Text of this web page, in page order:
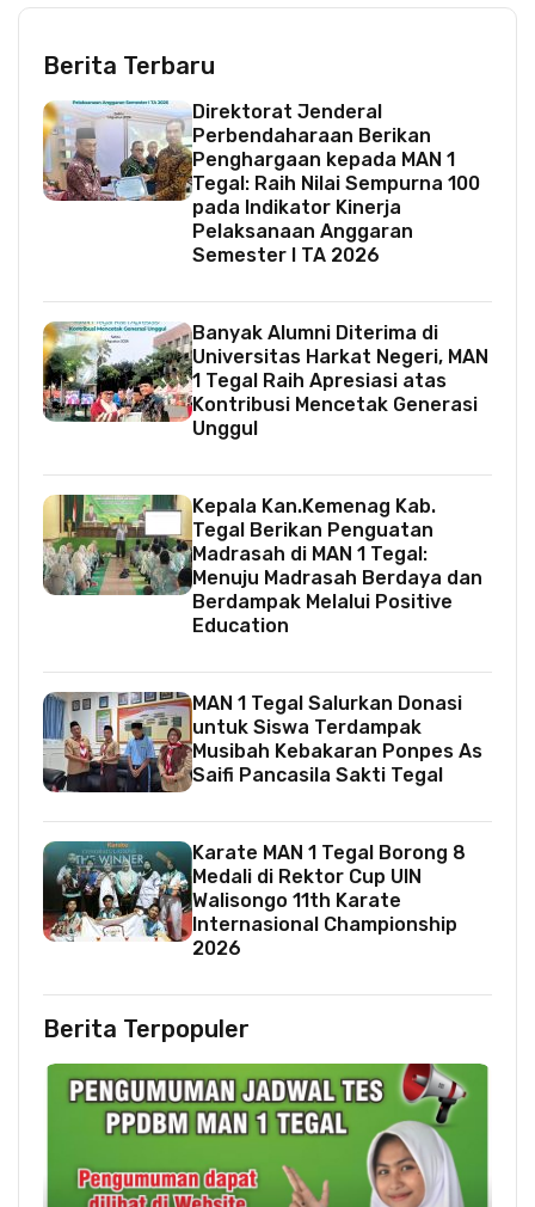
Berita Terbaru
Direktorat Jenderal
Perbendaharaan Berikan
Penghargaan kepada MAN 1
Tegal: Raih Nilai Sempurna 100
pada Indikator Kinerja
Pelaksanaan Anggaran
Semester I TA 2026
Banyak Alumni Diterima di
Universitas Harkat Negeri, MAN
1 Tegal Raih Apresiasi atas
Kontribusi Mencetak Generasi
Unggul
Kepala Kan.Kemenag Kab.
Tegal Berikan Penguatan
Madrasah di MAN 1 Tegal:
Menuju Madrasah Berdaya dan
Berdampak Melalui Positive
Education
MAN 1 Tegal Salurkan Donasi
untuk Siswa Terdampak
Musibah Kebakaran Ponpes As
Saifi Pancasila Sakti Tegal
Karate MAN 1 Tegal Borong 8
Medali di Rektor Cup UIN
Walisongo 11th Karate
Internasional Championship
2026
Berita Terpopuler